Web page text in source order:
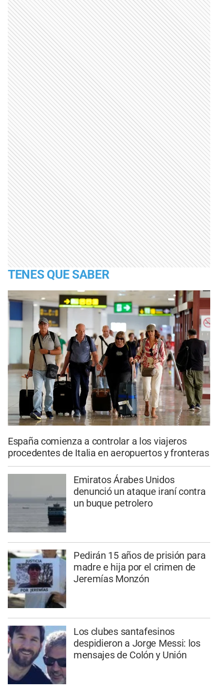
TENES QUE SABER
España comienza a controlar a los viajeros
procedentes de Italia en aeropuertos y fronteras
Emiratos Árabes Unidos
denunció un ataque iraní contra
un buque petrolero
Pedirán 15 años de prisión para
madre e hija por el crimen de
Jeremías Monzón
Los clubes santafesinos
despidieron a Jorge Messi: los
mensajes de Colón y Unión